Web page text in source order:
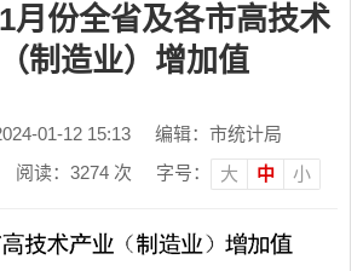
月份全省及各市高技术
制造业）增加值
01-12 15:13
编辑：市统计局
阅读： 3274次 字号： 大 中 小